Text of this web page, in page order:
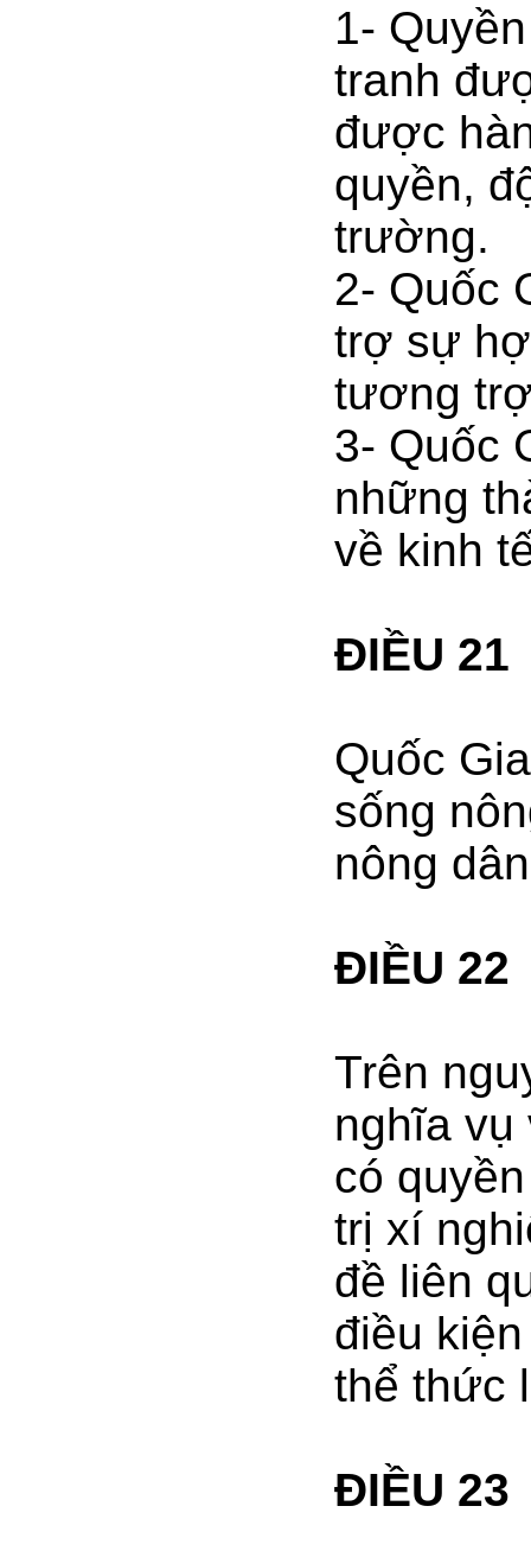
1-
tranh
được
quyền,
trường.
2- Quốc
trợ sự
tương
3- Quốc
những
về kinh
ĐIỀU 21
Quốc
sống
nông
ĐIỀU 22
Trên
nghĩa vụ
có
trị xí
đề liên
điều
thể thức
ĐIỀU 23